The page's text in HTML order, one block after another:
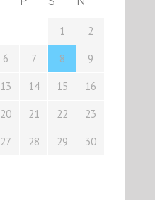
1 2
6 7 8 9
13 14 15 16
20 21 22 23
27 28 29 30